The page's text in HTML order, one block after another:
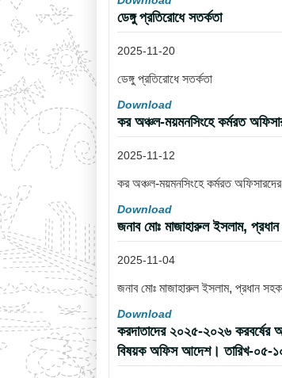
ডেঙ্গু প্রতিরোধে সতর্কতা
2025-11-20
ডেঙ্গু প্রতিরোধে সতর্কতা
Download
কর অঞ্চল-ময়মনসিংহে কর্মরত
2025-11-12
কর অঞ্চল-ময়মনসিংহে কর্মরত
Download
জনাব মোঃ মাজাহারুল ইসলাম,
2025-11-04
জনাব মোঃ মাজাহারুল ইসলাম, প্রধান
Download
করদাতাদের ২০২৫-২০২৬ করবর্ষের
বিষয়ক অফিস আদেশ। তারিখ-০৫-